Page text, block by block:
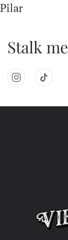
Pilar
Stalk me